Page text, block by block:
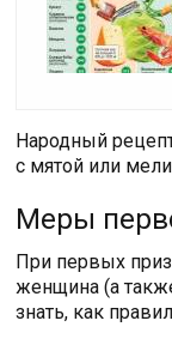
Народный
с мятой или
Меры
При первых
женщина (а
знать, как